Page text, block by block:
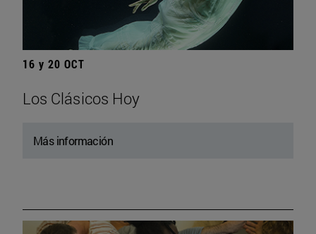
16 y 20 OCT
Los Clásicos Hoy
Más información